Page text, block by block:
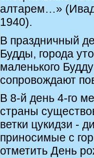
алтарем…»
1940).
В праздничный
Будды, города
маленького
сопровождают
В 8-й день 4-го
страны
ветки цукидзи -
приносимые с
отметить День